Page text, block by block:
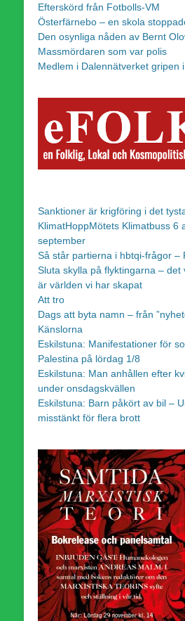
Efterskörd från Fotbolls-VM
Österfärnebo – en skola
Den osynliga nåden av Bernt
Massmördaren som var polis
Medlem i Dalennätverket gripen
Sanktioner är krigföring i det
KlimatHoppMötets Klimatbuss 6
september
Så står partierna i hbtqi-frågor –
Sluta skylla på flyktingarna – det
är världen vi har skapat
Att tro
Dags att byta namn – från
Känslorna
Eskilstuna: Manifestationer för
Palestina på lördag 1/8
Eskilstuna: Man anhållen efter
under onsdagskvällen
Eskilstuna: Barn påkört av bil –
misstänkt för flera brott